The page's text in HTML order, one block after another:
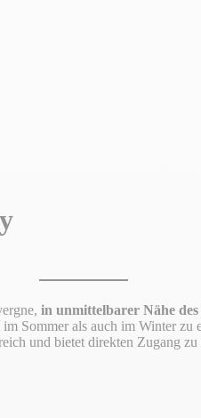
in unmittelbarer Nähe
Sommer als auch im Winter
und bietet direkten Zugang